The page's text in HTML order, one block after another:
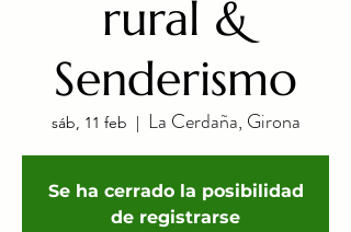
rural &
Senderismo
sáb, 11 feb
  |
La Cerdaña, Girona
Se ha cerrado la posibilidad
de registrarse